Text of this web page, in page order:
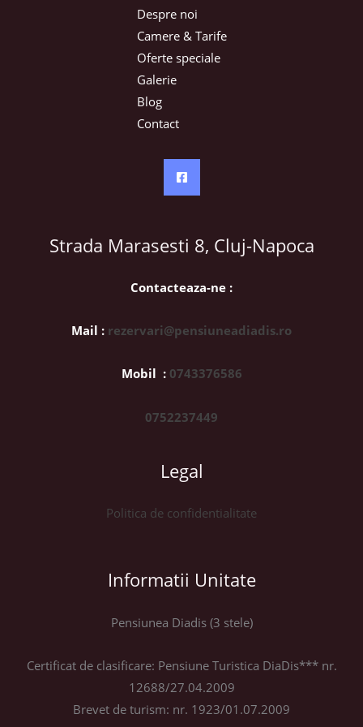
Despre noi
Camere & Tarife
Oferte speciale
Galerie
Blog
Contact
Strada Marasesti 8, Cluj-Napoca
Contacteaza-ne :
Mail : rezervari@pensiuneadiadis.ro
Mobil : 0743376586
0752237449
Legal
Politica de confidentialitate
Informatii Unitate
Pensiunea Diadis (3 stele)
Certificat de clasificare: Pensiune Turistica DiaDis*** nr.
12688/27.04.2009
Brevet de turism: nr. 1923/01.07.2009